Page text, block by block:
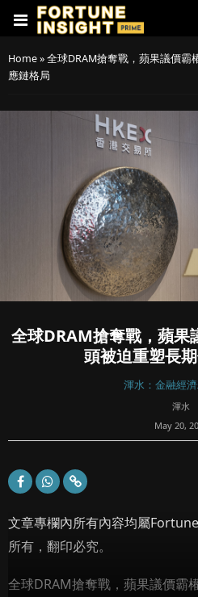
Home»全球DRAM搶奪戰，蘋果議價
應鏈格局
全球DRAM搶奪戰，蘋果
頭被迫重塑長
渾水：金融經
渾水
May 20,
文章專欄內所有內容均屬
所有，翻印必究。
全球DRAM搶奪戰，蘋果議價霸